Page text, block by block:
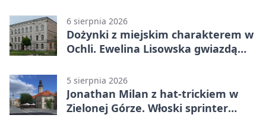
6 sierpnia 2026
Dożynki z miejskim charakterem w
Ochli. Ewelina Lisowska gwiazdą
5 sierpnia 2026
Jonathan Milan z hat-trickiem w
Zielonej Górze. Włoski sprinter